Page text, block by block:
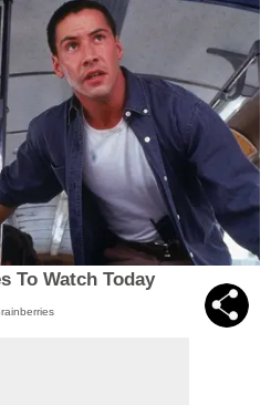
To Watch Today